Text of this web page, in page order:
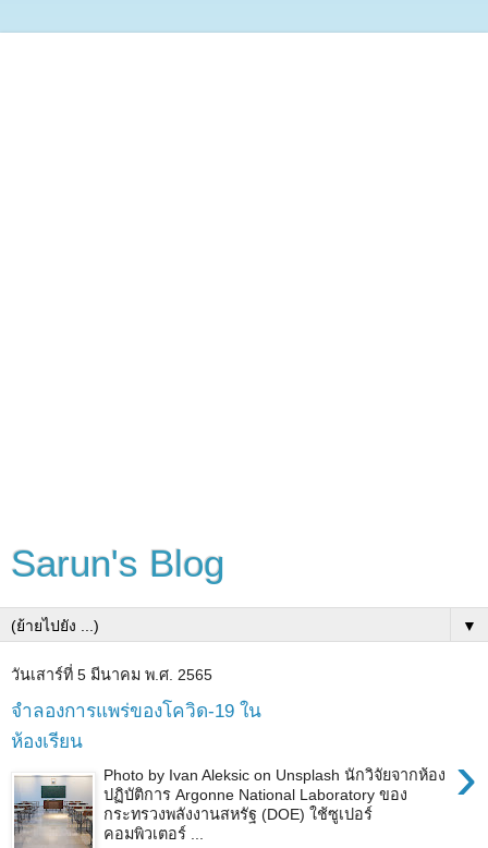
Sarun's Blog
▼
วันเสาร์ที่ 5 มีนาคม พ.ศ. 2565
จำลองการแพร่ของโควิด-19 ใน
ห้องเรียน
›
Photo by Ivan Aleksic on Unsplash นักวิจัยจากห้อง
ปฏิบัติการ Argonne National Laboratory ของ
กระทรวงพลังงานสหรัฐ (DOE) ใช้ซูเปอร์
คอมพิวเตอร์ ...